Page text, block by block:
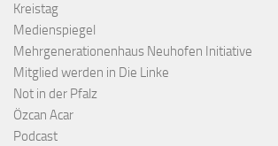
Kreistag
Medienspiegel
Mehrgenerationenhaus Neuhofen Initiative
Mitglied werden in Die Linke
Not in der Pfalz
Özcan Acar
Podcast